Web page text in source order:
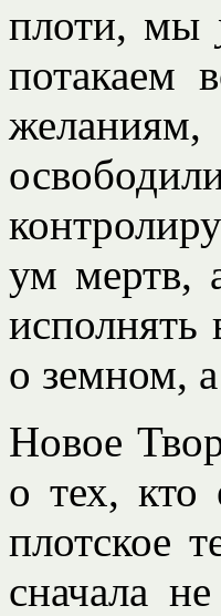
плоти, мы
потакаем
ум мертв,
о земном,
Новое
о тех, кто
плотское
сначала